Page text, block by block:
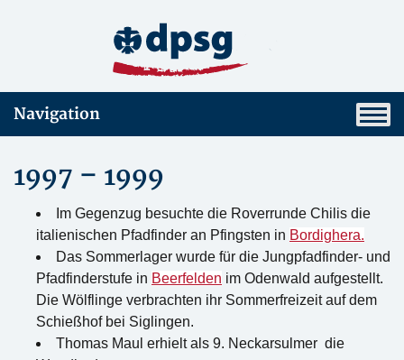
Navigation
1997 – 1999
Im Gegenzug besuchte die Roverrunde Chilis die
italienischen Pfadfinder an Pfingsten in Bordighera.
Das Sommerlager wurde für die Jungpfadfinder- und
Pfadfinderstufe in Beerfelden im Odenwald aufgestellt.
Die Wölflinge verbrachten ihr Sommerfreizeit auf dem
Schießhof bei Siglingen.
Thomas Maul erhielt als 9. Neckarsulmer die